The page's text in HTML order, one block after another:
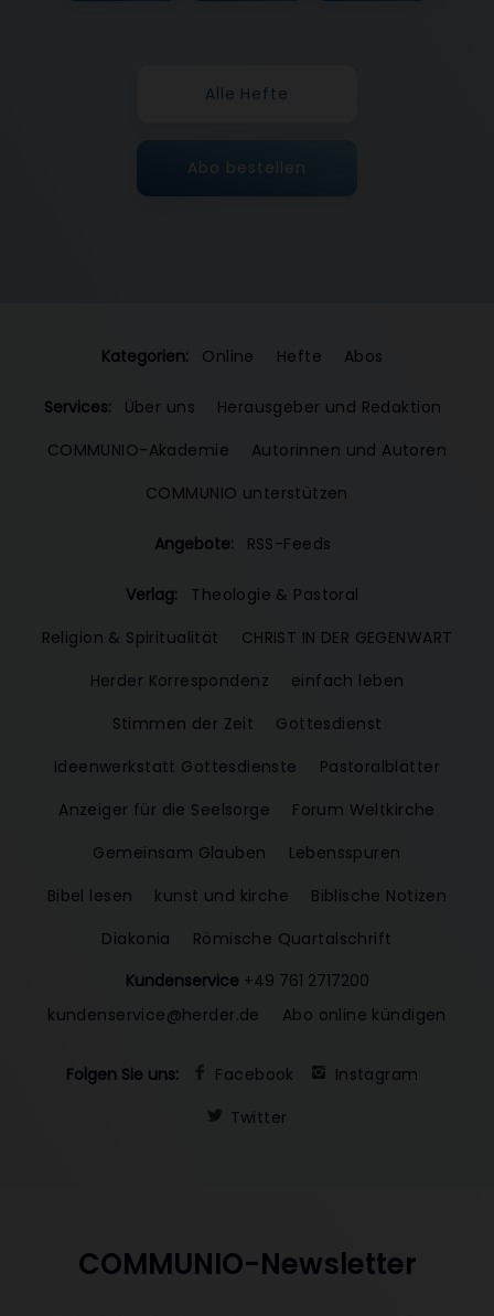
Alle Hefte
Abo bestellen
Kategorien: Online Hefte Abos
Services: Über uns
Herausgeber und Redaktion
COMMUNIO-Akademie
Autorinnen und Autoren
COMMUNIO unterstützen
Angebote: RSS-Feeds
Verlag:
Theologie & Pastoral
Religion & Spiritualität
CHRIST IN DER GEGENWART
Herder Korrespondenz
einfach leben
Stimmen der Zeit
Gottesdienst
Ideenwerkstatt Gottesdienste
Pastoralblätter
Anzeiger für die Seelsorge
Forum Weltkirche
Gemeinsam Glauben
Lebensspuren
Bibel lesen
kunst und kirche
Biblische Notizen
Diakonia
Römische Quartalschrift
Kundenservice +49 761 2717200
kundenservice@herder.de
Abo online kündigen
Folgen Sie uns: Facebook
Instagram
Twitter
COMMUNIO-Newsletter